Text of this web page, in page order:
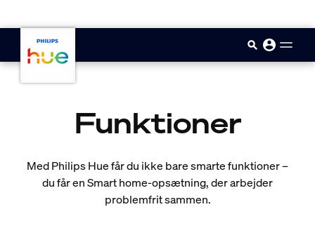
Funktioner
Med Philips Hue får du ikke bare smarte funktioner –
du får en Smart home-opsætning, der arbejder
problemfrit sammen.